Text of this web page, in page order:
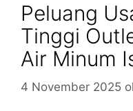
Peluang
Tinggi
Air Minum
4 November 2025